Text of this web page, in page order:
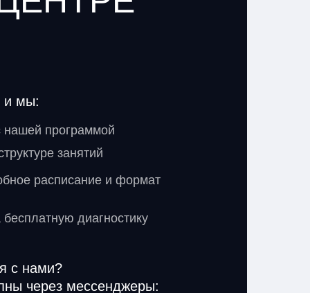
и мы:
с нами?
через мессенджеры:
нашей программой
занятий
расписание и формат
диагностику